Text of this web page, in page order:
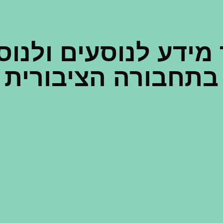
לנוסעים
בתחבורה הציבורית